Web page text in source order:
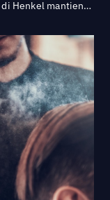
Schwarzkopf Professional di Henkel mantiene le sedi al meglio con il localizzatore di Uberall